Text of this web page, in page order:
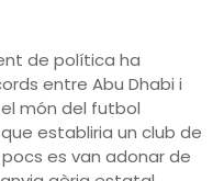
de política ha
entre Abu Dhabi i
el món del futbol
establiria un club de
es van adonar de